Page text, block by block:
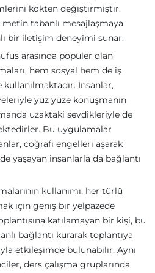
kökten değiştirmiştir.
tabanlı mesajlaşmaya
bir iletişim deneyimi sunar.
arasında popüler olan
hem sosyal hem de iş
İnsanlar,
yüz yüze konuşmanın
uzaktaki sevdikleriyle de
Bu uygulamalar
coğrafi engelleri aşarak
yaşayan insanlarla da bağlantı
kullanımı, her türlü
için geniş bir yelpazede
katılamayan bir kişi, bu
bağlantı kurarak toplantıya
etkileşimde bulunabilir. Aynı
ders çalışma gruplarında